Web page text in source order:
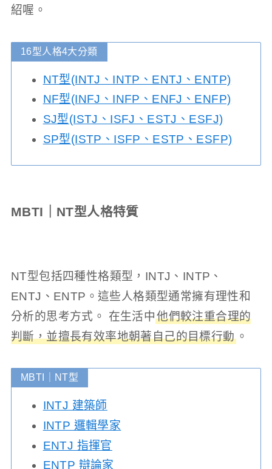
紹喔。
16型人格4大分類
NT型(INTJ、INTP、ENTJ、ENTP)
NF型(INFJ、INFP、ENFJ、ENFP)
SJ型(ISTJ、ISFJ、ESTJ、ESFJ)
SP型(ISTP、ISFP、ESTP、ESFP)
MBTI｜NT型人格特質
NT型包括四種性格類型，INTJ、INTP、
ENTJ、ENTP。這些人格類型通常擁有理性和
分析的思考方式。 在生活中他們較注重合理的
判斷，並擅長有效率地朝著自己的目標行動。
MBTI｜NT型
INTJ 建築師
INTP 邏輯學家
ENTJ 指揮官
ENTP 辯論家